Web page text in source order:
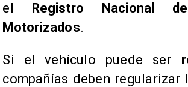
el Registro Nacional
Motorizados.
Si el vehículo puede ser
compañías deben regularizar